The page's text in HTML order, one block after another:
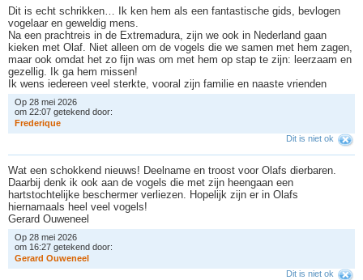
Dit is echt schrikken… Ik ken hem als een fantastische gids, bevlogen
vogelaar en geweldig mens.
Na een prachtreis in de Extremadura, zijn we ook in Nederland gaan
kieken met Olaf. Niet alleen om de vogels die we samen met hem zagen,
maar ook omdat het zo fijn was om met hem op stap te zijn: leerzaam en
gezellig. Ik ga hem missen!
Ik wens iedereen veel sterkte, vooral zijn familie en naaste vrienden
Op 28 mei 2026
om 22:07 getekend door:
Frederique
Dit is niet ok
Wat een schokkend nieuws! Deelname en troost voor Olafs dierbaren.
Daarbij denk ik ook aan de vogels die met zijn heengaan een
hartstochtelijke beschermer verliezen. Hopelijk zijn er in Olafs
hiernamaals heel veel vogels!
Gerard Ouweneel
Op 28 mei 2026
om 16:27 getekend door:
Gerard Ouweneel
Dit is niet ok